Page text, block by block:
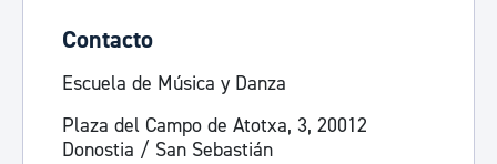
Contacto
Escuela de Música y Danza
Plaza del Campo de Atotxa, 3, 20012
Donostia / San Sebastián